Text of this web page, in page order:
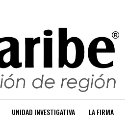
UNIDAD INVESTIGATIVA LA FIRMA